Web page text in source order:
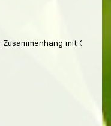
mit China